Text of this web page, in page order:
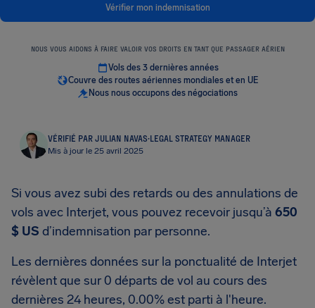
Vérifier mon indemnisation
NOUS VOUS AIDONS À FAIRE VALOIR VOS DROITS EN TANT QUE PASSAGER AÉRIEN
Vols des 3 dernières années
Couvre des routes aériennes mondiales et en UE
Nous nous occupons des négociations
VÉRIFIÉ PAR JULIAN NAVAS·LEGAL STRATEGY MANAGER
Mis à jour le 25 avril 2025
Si vous avez subi des retards ou des annulations de
vols avec Interjet, vous pouvez recevoir jusqu’à 650
$ US d’indemnisation par personne.
Les dernières données sur la ponctualité de Interjet
révèlent que sur 0 départs de vol au cours des
dernières 24 heures, 0.00% est parti à l'heure.